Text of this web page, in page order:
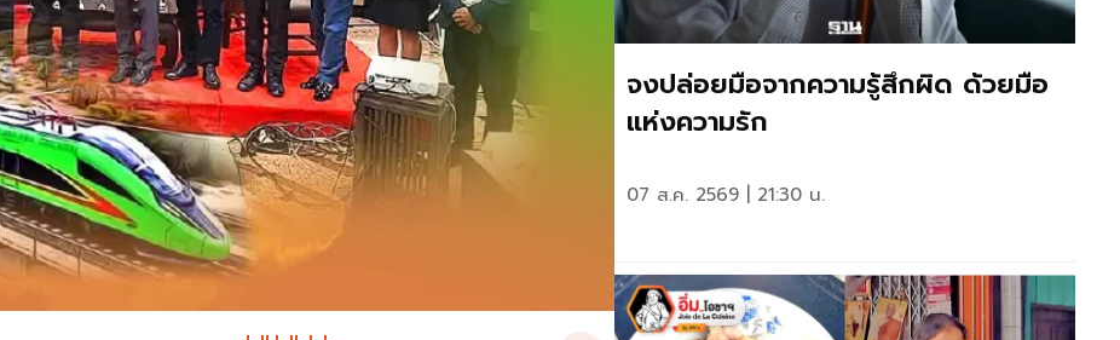
จงปล่อยมือจากความรู้สึกผิด ด้วยมือ
แห่งความรัก
07 ส.ค. 2569 | 21:30 น.